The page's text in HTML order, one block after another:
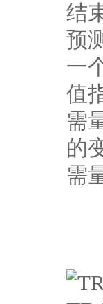
结
预
一
值
需
的
需